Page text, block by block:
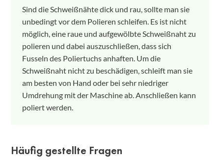
Sind die Schweißnähte dick und rau, sollte man sie
unbedingt vor dem Polieren schleifen. Es ist nicht
möglich, eine raue und aufgewölbte Schweißnaht zu
polieren und dabei auszuschließen, dass sich
Fusseln des Poliertuchs anhaften. Um die
Schweißnaht nicht zu beschädigen, schleift man sie
am besten von Hand oder bei sehr niedriger
Umdrehung mit der Maschine ab. Anschließen kann
poliert werden.
Häufig gestellte Fragen